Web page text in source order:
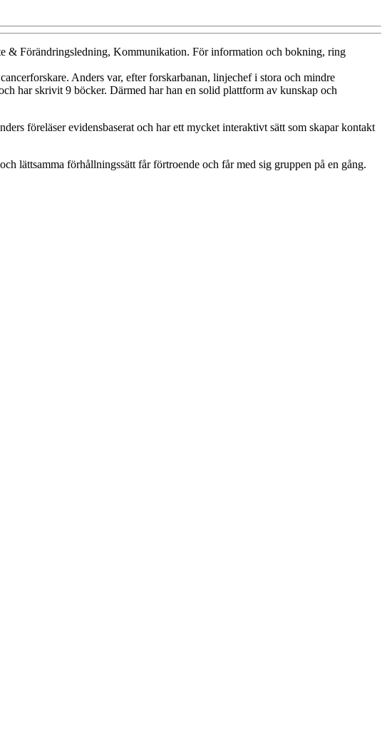
Anders var, efter forskarbanan, linjechef i stora och mindre
har skrivit 9 böcker. Därmed har han en solid plattform av kunskap och
föreläser evidensbaserat och har ett mycket interaktivt sätt som skapar kontakt
lättsamma förhållningssätt får förtroende och får med sig gruppen på en gång.